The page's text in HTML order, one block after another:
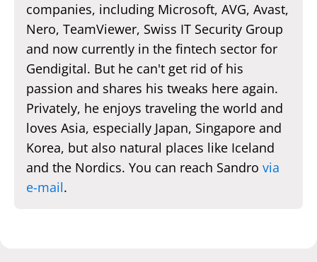
companies, including Microsoft, AVG, Avast,
Nero, TeamViewer, Swiss IT Security Group
and now currently in the fintech sector for
Gendigital. But he can't get rid of his
passion and shares his tweaks here again.
Privately, he enjoys traveling the world and
loves Asia, especially Japan, Singapore and
Korea, but also natural places like Iceland
and the Nordics. You can reach Sandro via
e-mail.